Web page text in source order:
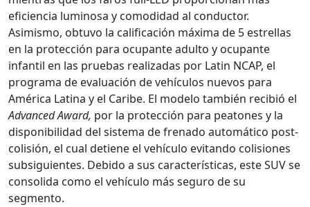
eficiencia luminosa y comodidad al conductor.
Asimismo, obtuvo la calificación máxima de 5 estrellas
en la protección para ocupante adulto y ocupante
infantil en las pruebas realizadas por Latin NCAP, el
programa de evaluación de vehículos nuevos para
América Latina y el Caribe. El modelo también recibió el
Advanced Award, por la protección para peatones y la
disponibilidad del sistema de frenado automático post-
colisión, el cual detiene el vehículo evitando colisiones
subsiguientes. Debido a sus características, este SUV se
consolida como el vehículo más seguro de su
segmento.